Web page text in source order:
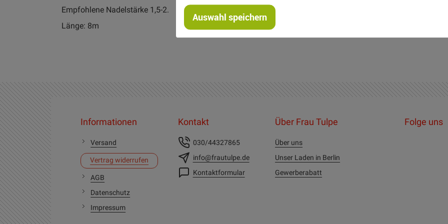
Auswahl speichern
Empfohlene Nadelstärke 1,5-2.
Länge: 8m
Informationen
Versand
Vertrag widerrufen
AGB
Datenschutz
Impressum
Kontakt
030/44327865
info@frautulpe.de
Kontaktformular
Über Frau Tulpe
Über uns
Unser Laden in Berlin
Gewerberabatt
Folge uns